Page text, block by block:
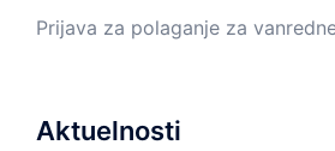
Prijava za polaganje za
Aktuelnosti